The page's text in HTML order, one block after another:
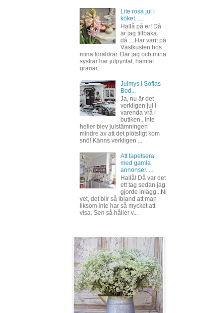
Lite rosa jul i
köket......
Hallå på er! Då
är jag tillbaka
då.... Har varit på
Västkusten hos
mina föräldrar. Där jag och mina
systrar har julpyntat, hämtat
granar, ...
Julmys i Sofias
Bod...
Ja, nu är det
verkligen jul i
varenda vrå i
butiken.. Inte
heller blev julstämningen
mindre av att det plötsligt kom
snö! Känns verkligen ...
Att tapetsera
med gamla
annonser.....
Hallå! Då var det
ett tag sedan jag
gjorde inlägg...Ni
vet, det blir så ibland att man
liksom inte har så mycket att
visa. Sen så håller v...